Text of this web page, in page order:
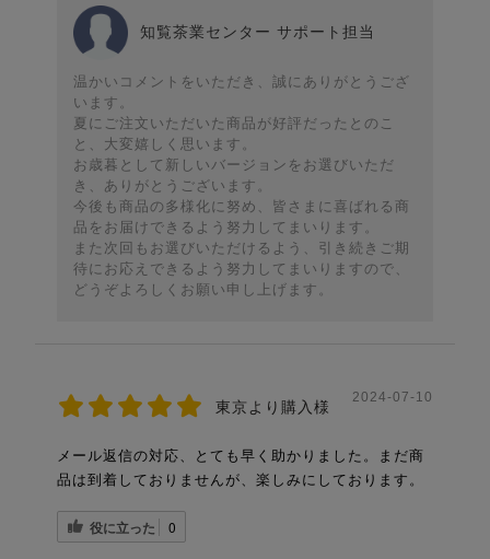
知覧茶業センター サポート担当
温かいコメントをいただき、誠にありがとうござ
います。
夏にご注文いただいた商品が好評だったとのこ
と、大変嬉しく思います。
お歳暮として新しいバージョンをお選びいただ
き、ありがとうございます。
今後も商品の多様化に努め、皆さまに喜ばれる商
品をお届けできるよう努力してまいります。
また次回もお選びいただけるよう、引き続きご期
待にお応えできるよう努力してまいりますので、
どうぞよろしくお願い申し上げます。
東京より購入様
2024-07-10
メール返信の対応、とても早く助かりました。まだ商
品は到着しておりませんが、楽しみにしております。
役に立った 0